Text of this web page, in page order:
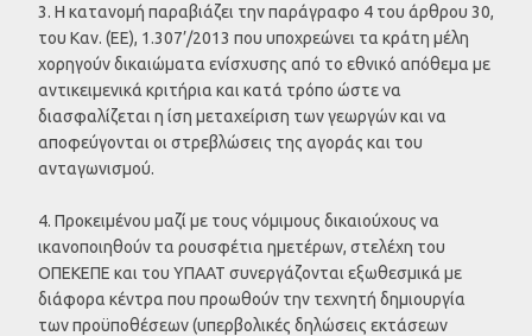
3. Η κατανομή παραβιάζει την παράγραφο 4 του άρθρου 30,
του Καν. (ΕΕ), 1.307’/2013 που υποχρεώνει τα κράτη μέλη
χορηγούν δικαιώματα ενίσχυσης από το εθνικό απόθεμα με
αντικειμενικά κριτήρια και κατά τρόπο ώστε να
διασφαλίζεται η ίση μεταχείριση των γεωργών και να
αποφεύγονται οι στρεβλώσεις της αγοράς και του
ανταγωνισμού.
4. Προκειμένου μαζί με τους νόμιμους δικαιούχους να
ικανοποιηθούν τα ρουσφέτια ημετέρων, στελέχη του
ΟΠΕΚΕΠΕ και του ΥΠΑΑΤ συνεργάζονται εξωθεσμικά με
διάφορα κέντρα που προωθούν την τεχνητή δημιουργία
των προϋποθέσεων (υπερβολικές δηλώσεις εκτάσεων